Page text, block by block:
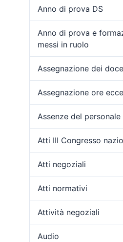
Anno di prova DS
Anno di prova e
messi in ruolo
Assegnazione dei
Assegnazione ore
Assenze del personale
Atti III Congresso
Atti negoziali
Atti normativi
Attività negoziali
Audio